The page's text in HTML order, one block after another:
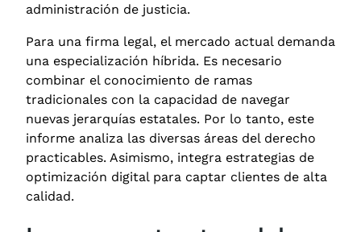
administración de justicia.
Para una firma legal, el mercado actual demanda
una especialización híbrida. Es necesario
combinar el conocimiento de ramas
tradicionales con la capacidad de navegar
nuevas jerarquías estatales. Por lo tanto, este
informe analiza las diversas áreas del derecho
practicables. Asimismo, integra estrategias de
optimización digital para captar clientes de alta
calidad.